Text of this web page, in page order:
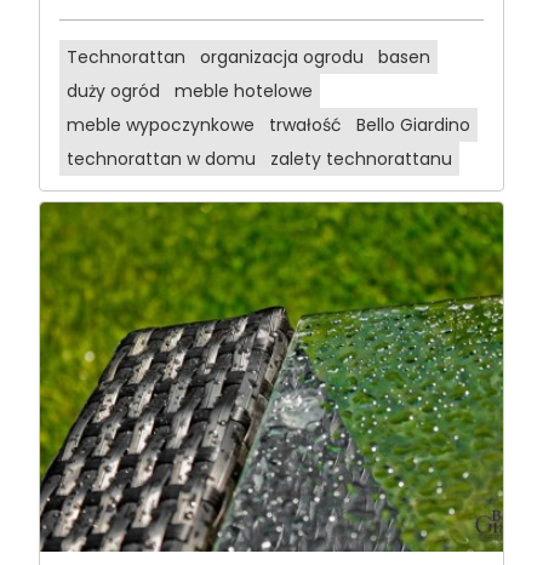
Technorattan organizacja ogrodu
basen
duży ogród
meble hotelowe
meble wypoczynkowe
trwałość
Bello Giardino
technorattan w domu
zalety technorattanu